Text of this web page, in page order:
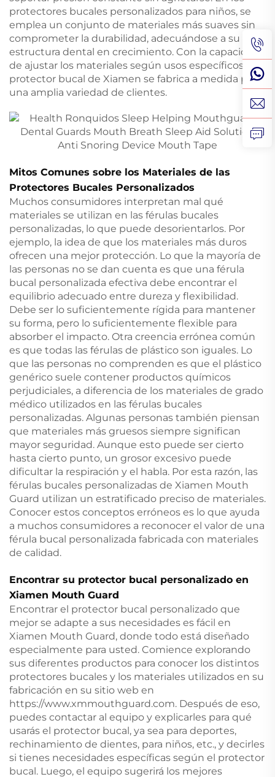
protectores bucales personalizados para niños, se
emplea un conjunto de materiales más suaves sin
comprometer la durabilidad, adecuándose a su
estructura dental en crecimiento. Con la capacidad
de ajustar los materiales según usos específicos, el
protector bucal de Xiamen se fabrica a medida para
una amplia variedad de clientes.
Mitos Comunes sobre los Materiales de las
Protectores Bucales Personalizados
Muchos consumidores interpretan mal qué
materiales se utilizan en las férulas bucales
personalizadas, lo que puede desorientarlos. Por
ejemplo, la idea de que los materiales más duros
ofrecen una mejor protección. Lo que la mayoría de
las personas no se dan cuenta es que una férula
bucal personalizada efectiva debe encontrar el
equilibrio adecuado entre dureza y flexibilidad.
Debe ser lo suficientemente rígida para mantener
su forma, pero lo suficientemente flexible para
absorber el impacto. Otra creencia errónea común
es que todas las férulas de plástico son iguales. Lo
que las personas no comprenden es que el plástico
genérico suele contener productos químicos
perjudiciales, a diferencia de los materiales de grado
médico utilizados en las férulas bucales
personalizadas. Algunas personas también piensan
que materiales más gruesos siempre significan
mayor seguridad. Aunque esto puede ser cierto
hasta cierto punto, un grosor excesivo puede
dificultar la respiración y el habla. Por esta razón, las
férulas bucales personalizadas de Xiamen Mouth
Guard utilizan un estratificado preciso de materiales.
Conocer estos conceptos erróneos es lo que ayuda
a muchos consumidores a reconocer el valor de una
férula bucal personalizada fabricada con materiales
de calidad.
Encontrar su protector bucal personalizado en
Xiamen Mouth Guard
Encontrar el protector bucal personalizado que
mejor se adapte a sus necesidades es fácil en
Xiamen Mouth Guard, donde todo está diseñado
especialmente para usted. Comience explorando
sus diferentes productos para conocer los distintos
protectores bucales y los materiales utilizados en su
fabricación en su sitio web en
https://www.xmmouthguard.com. Después de eso,
puedes contactar al equipo y explicarles para qué
usarás el protector bucal, ya sea para deportes,
rechinamiento de dientes, para niños, etc., y decirles
si tienes necesidades específicas según el protector
bucal. Luego, el equipo sugerirá los mejores